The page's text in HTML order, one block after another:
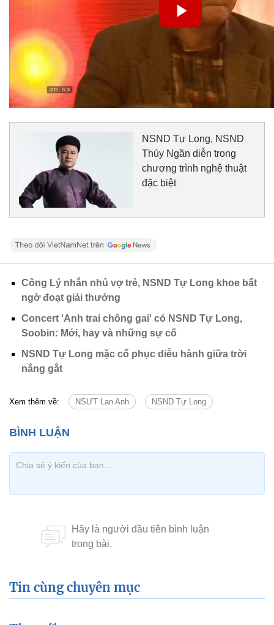
NSND Tự Long, NSND
Thúy Ngần diễn trong
chương trình nghệ thuật
đặc biệt
Công Lý nhắn nhủ vợ trẻ, NSND Tự Long khoe bất
ngờ đoạt giải thưởng
Concert 'Anh trai chông gai' có NSND Tự Long,
Soobin: Mới, hay và những sự cố
NSND Tự Long mặc cổ phục diễu hành giữa trời
nắng gắt
Xem thêm về: NSƯT Lan Anh NSND Tự Long
Tin cùng chuyên mục